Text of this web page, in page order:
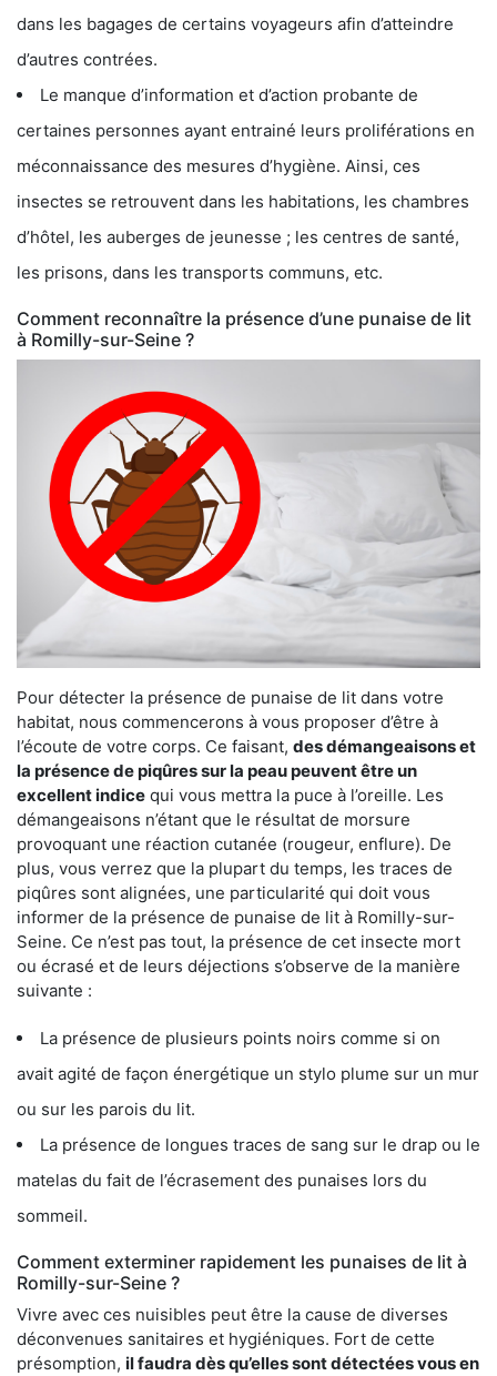
dans les bagages de certains voyageurs afin d’atteindre
d’autres contrées.
Le manque d’information et d’action probante de
certaines personnes ayant entrainé leurs proliférations en
méconnaissance des mesures d’hygiène. Ainsi, ces
insectes se retrouvent dans les habitations, les chambres
d’hôtel, les auberges de jeunesse ; les centres de santé,
les prisons, dans les transports communs, etc.
Comment reconnaître la présence d’une punaise de lit
à Romilly-sur-Seine ?
Pour détecter la présence de punaise de lit dans votre
habitat, nous commencerons à vous proposer d’être à
l’écoute de votre corps. Ce faisant, des démangeaisons et
la présence de piqûres sur la peau peuvent être un
excellent indice qui vous mettra la puce à l’oreille. Les
démangeaisons n’étant que le résultat de morsure
provoquant une réaction cutanée (rougeur, enflure). De
plus, vous verrez que la plupart du temps, les traces de
piqûres sont alignées, une particularité qui doit vous
informer de la présence de punaise de lit à Romilly-sur-
Seine. Ce n’est pas tout, la présence de cet insecte mort
ou écrasé et de leurs déjections s’observe de la manière
suivante :
La présence de plusieurs points noirs comme si on
avait agité de façon énergétique un stylo plume sur un mur
ou sur les parois du lit.
La présence de longues traces de sang sur le drap ou le
matelas du fait de l’écrasement des punaises lors du
sommeil.
Comment exterminer rapidement les punaises de lit à
Romilly-sur-Seine ?
Vivre avec ces nuisibles peut être la cause de diverses
déconvenues sanitaires et hygiéniques. Fort de cette
présomption, il faudra dès qu’elles sont détectées vous en